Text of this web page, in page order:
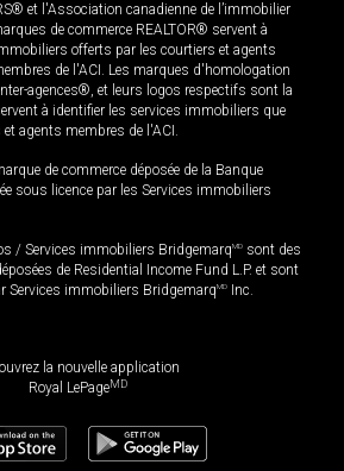
et l'Association canadienne de l’immobilier
de commerce REALTOR® servent à
offerts par les courtiers et agents
de l'ACI. Les marques d'homologation
agences®, et leurs logos respectifs sont la
à identifier les services immobiliers que
agents membres de l'ACI.
de commerce déposée de la Banque
sous licence par les Services immobiliers
/ Services immobiliers BridgemarqMD sont des
de Residential Income Fund L.P. et sont
Services immobiliers BridgemarqMD Inc.
la nouvelle application
Royal LePageMD